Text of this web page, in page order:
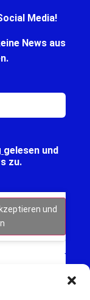
Media!
News aus
gelesen und
zu.
und